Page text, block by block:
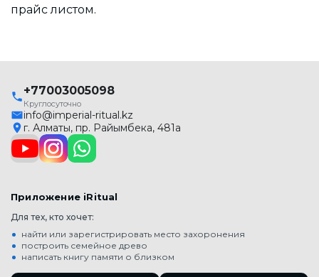
прайс листом.
+77003005098
Круглосуточно
info@imperial-ritual.kz
г. Алматы, пр. Райымбека, 481а
Приложение iRitual
Для тех, кто хочет:
найти или зарегистрировать место захоронения
построить семейное древо
написать книгу памяти о близком